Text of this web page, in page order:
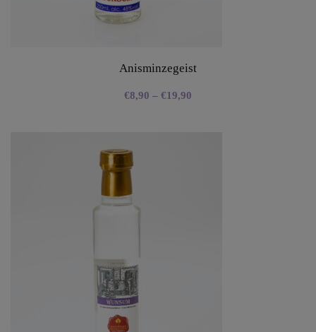
Anisminzegeist
€8,90 – €19,90